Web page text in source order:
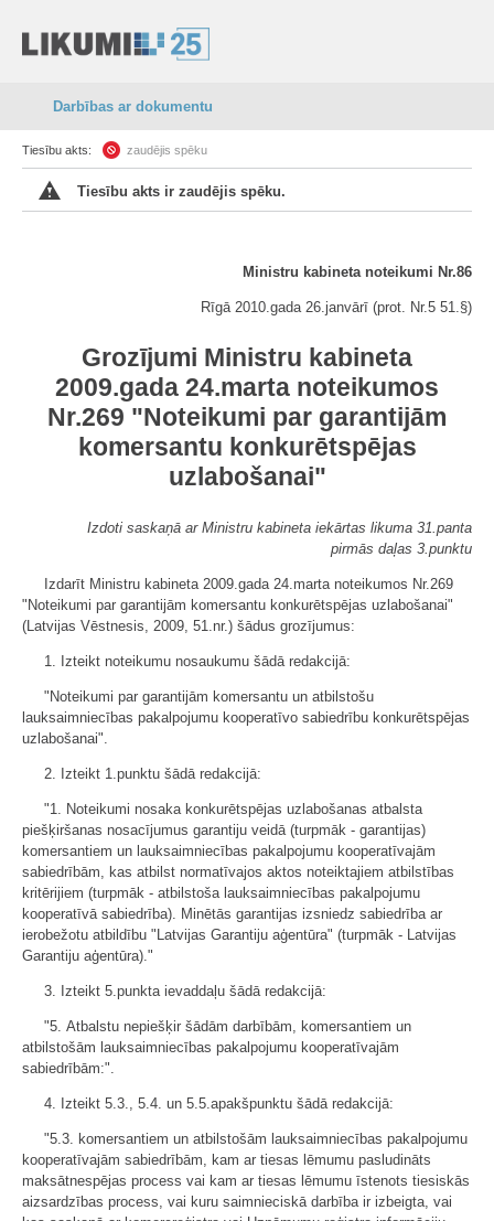
Darbības ar dokumentu
Tiesību akts: zaudējis spēku
Tiesību akts ir zaudējis spēku.
Ministru kabineta noteikumi Nr.86
Rīgā 2010.gada 26.janvārī (prot. Nr.5 51.§)
Grozījumi Ministru kabineta
2009.gada 24.marta noteikumos
Nr.269 "Noteikumi par garantijām
komersantu konkurētspējas
uzlabošanai"
Izdoti saskaņā ar Ministru kabineta iekārtas likuma 31.panta
pirmās daļas 3.punktu
Izdarīt Ministru kabineta 2009.gada 24.marta noteikumos Nr.269
"Noteikumi par garantijām komersantu konkurētspējas uzlabošanai"
(Latvijas Vēstnesis, 2009, 51.nr.) šādus grozījumus:
1. Izteikt noteikumu nosaukumu šādā redakcijā:
"Noteikumi par garantijām komersantu un atbilstošu
lauksaimniecības pakalpojumu kooperatīvo sabiedrību konkurētspējas
uzlabošanai".
2. Izteikt 1.punktu šādā redakcijā:
"1. Noteikumi nosaka konkurētspējas uzlabošanas atbalsta
piešķiršanas nosacījumus garantiju veidā (turpmāk - garantijas)
komersantiem un lauksaimniecības pakalpojumu kooperatīvajām
sabiedrībām, kas atbilst normatīvajos aktos noteiktajiem atbilstības
kritērijiem (turpmāk - atbilstoša lauksaimniecības pakalpojumu
kooperatīvā sabiedrība). Minētās garantijas izsniedz sabiedrība ar
ierobežotu atbildību "Latvijas Garantiju aģentūra" (turpmāk - Latvijas
Garantiju aģentūra)."
3. Izteikt 5.punkta ievaddaļu šādā redakcijā:
"5. Atbalstu nepiešķir šādām darbībām, komersantiem un
atbilstošām lauksaimniecības pakalpojumu kooperatīvajām
sabiedrībām:".
4. Izteikt 5.3., 5.4. un 5.5.apakšpunktu šādā redakcijā:
"5.3. komersantiem un atbilstošām lauksaimniecības pakalpojumu
kooperatīvajām sabiedrībām, kam ar tiesas lēmumu pasludināts
maksātnespējas process vai kam ar tiesas lēmumu īstenots tiesiskās
aizsardzības process, vai kuru saimnieciskā darbība ir izbeigta, vai